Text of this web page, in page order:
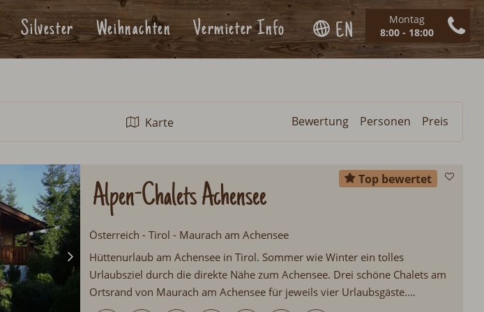
Montag
8:00 - 18:00
Silvester Weihnachten Vermieter Info EN
Karte Bewertung Personen Preis
Alpen-Chalets Achensee
Top bewertet
Österreich - Tirol - Maurach am Achensee
Hüttenurlaub am Achensee in Tirol. Sommer wie Winter ein tolles
Urlaubsziel durch die direkte Nähe zum Achensee. Drei schöne Chalets am
Ortsrand von Maurach am Achensee für jeweils vier Urlaubsgäste.